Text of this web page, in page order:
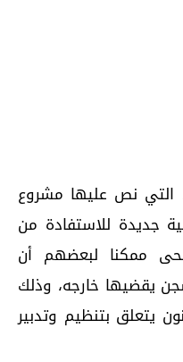
التي نص عليها مشروع
جديدة للاستفادة من
ممكنا لبعضهم أن
يقضيها خارجه، وذلك
يتعلق بتنظيم وتدبير